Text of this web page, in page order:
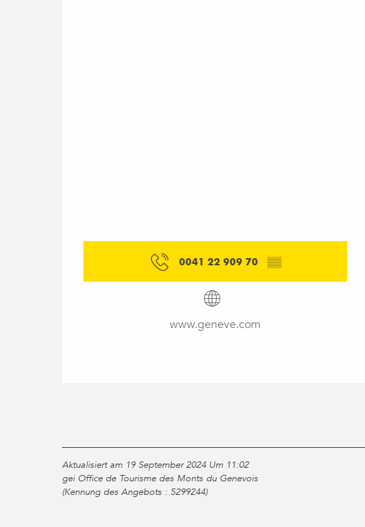
0041 22 909 70 ▒▒
www.geneve.com
Aktualisiert am 19 September 2024 Um 11:02
gei Office de Tourisme des Monts du Genevois
(Kennung des Angebots : 5299244)